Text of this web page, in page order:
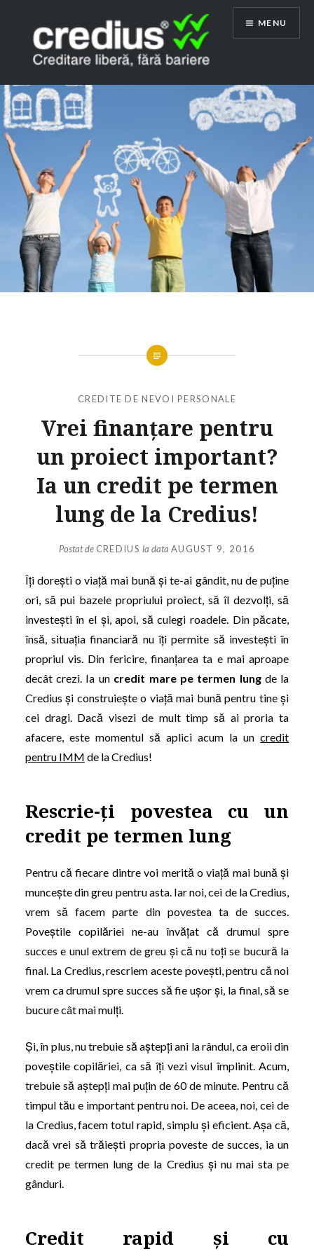
content
MENU
CREDITE DE NEVOI PERSONALE
Vrei finanțare pentru
un proiect important?
Ia un credit pe termen
lung de la Credius!
Postat de CREDIUS la data AUGUST 9, 2016
Îți dorești o viață mai bună și te-ai gândit, nu de puține
ori, să pui bazele propriului proiect, să îl dezvolți, să
investești în el și, apoi, să culegi roadele. Din păcate,
însă, situația financiară nu îți permite să investești în
propriul vis. Din fericire, finanțarea ta e mai aproape
decât crezi. Ia un credit mare pe termen lungde la
Credius și construiește o viață mai bună pentru tine și
cei dragi. Dacă visezi de mult timp să ai proria ta
afacere, este momentul să aplici acum la uncredit
pentru IMM de la Credius!
Rescrie-ți povestea cu un
credit pe termen lung
Pentru că fiecare dintre voi merită o viață mai bună și
muncește din greu pentru asta. Iar noi, cei de la Credius,
vrem să facem parte din povestea ta de succes.
Poveștile copilăriei ne-au învățat că drumul spre
succes e unul extrem de greu și că nu toți se bucură la
final. La Credius, rescriem aceste povești, pentru că noi
vrem ca drumul spre succes să fie ușor și, la final, să se
bucure cât mai mulți.
Și, în plus, nu trebuie să aștepți ani la rândul, ca eroii din
poveștile copilăriei, ca să îți vezi visul împlinit. Acum,
trebuie să aștepți mai puțin de 60 de minute. Pentru că
timpul tău e important pentru noi. De aceea, noi, cei de
la Credius, facem totul rapid, simplu și eficient. Așa că,
dacă vrei să trăiești propria poveste de succes, ia un
credit pe termen lung de la Credius și nu mai sta pe
gânduri.
Credit rapid și cu